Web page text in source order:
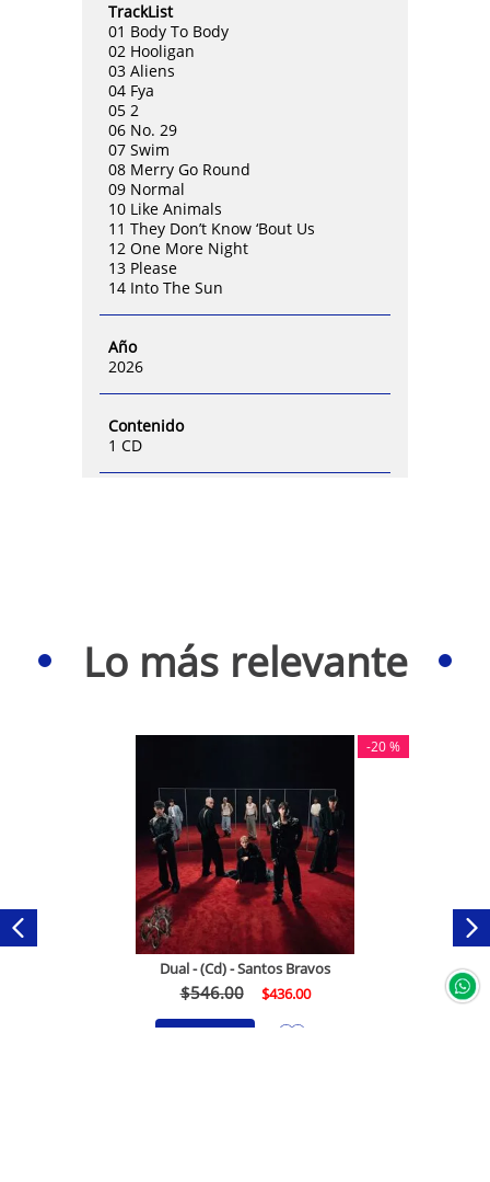
TrackList
01 Body To Body
02 Hooligan
03 Aliens
04 Fya
05 2
06 No. 29
07 Swim
08 Merry Go Round
09 Normal
10 Like Animals
11 They Don’t Know ‘Bout Us
12 One More Night
13 Please
14 Into The Sun
Año
2026
Contenido
1 CD
Lo más relevante
-20 %
Dual - (Cd) - Santos Bravos
$546.00 $436.00